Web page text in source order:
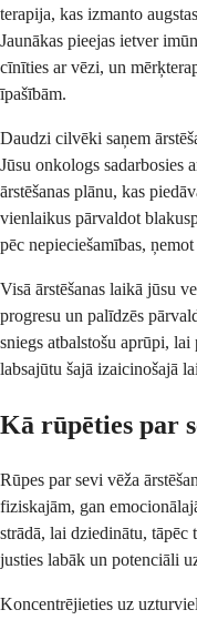
terapija, kas izmanto
Jaunākas pieejas ietver
cīnīties ar vēzi, un
īpašībām.
Daudzi cilvēki saņem
Jūsu onkologs sadarbosies
ārstēšanas plānu, kas
vienlaikus pārvaldot
pēc nepieciešamības,
Visā ārstēšanas laikā jūsu
progresu un palīdzēs
sniegs atbalstošu aprūpi,
labsajūtu šajā izaicinošajā
Kā rūpēties par
Rūpes par sevi vēža
fiziskajām, gan
strādā, lai dziedinātu, tāpēc
justies labāk un potenciāli
Koncentrējieties uz